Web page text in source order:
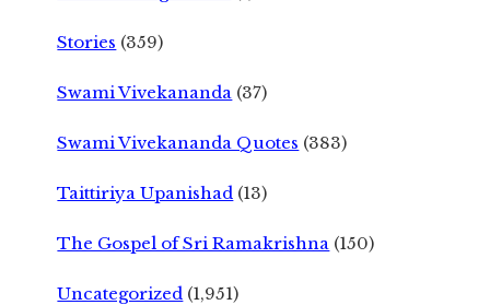
Stories (359)
Swami Vivekananda (37)
Swami Vivekananda Quotes (383)
Taittiriya Upanishad (13)
The Gospel of Sri Ramakrishna (150)
Uncategorized (1,951)